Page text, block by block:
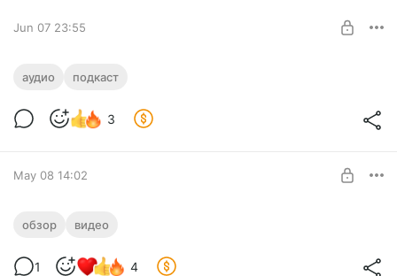
Jun 07 23:55
[аудио] Подкаст №111
Повелитель Пикселей
аудио подкаст
3
May 08 14:02
Видео про MAX
Level required:
обзор видео
1 4